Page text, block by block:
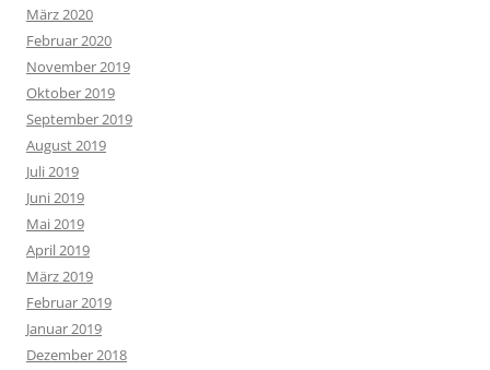
März 2020
Februar 2020
November 2019
Oktober 2019
September 2019
August 2019
Juli 2019
Juni 2019
Mai 2019
April 2019
März 2019
Februar 2019
Januar 2019
Dezember 2018